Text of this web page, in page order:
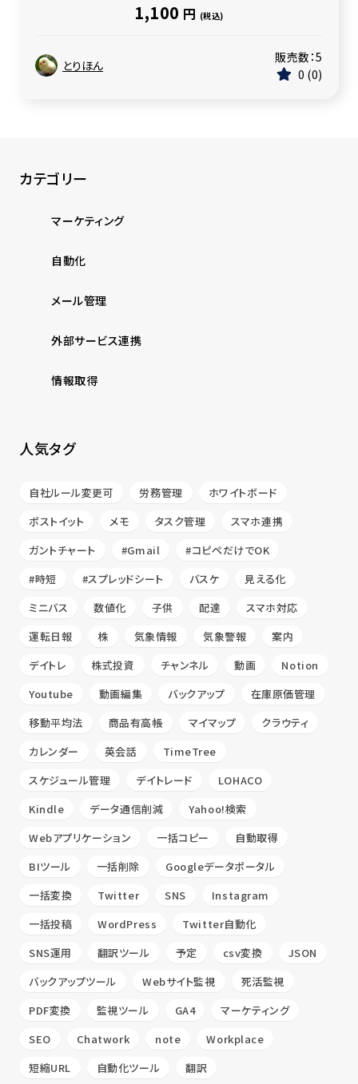
1,100 円 (税込)
とりほん
販売数：5
0 0
カテゴリー
マーケティング
自動化
メール管理
外部サービス連携
情報取得
人気タグ
自社ルール変更可 労務管理
ホワイトボード
ポストイット
メモ タスク管理
スマホ連携
ガントチャート
#Gmail
#コピペだけでOK
#時短
#スプレッドシート バスケ
見える化
ミニバス
数値化 子供 配達
スマホ対応
運転日報
株 気象情報 気象警報
案内
デイトレ
株式投資 チャンネル 動画
Notion
Youtube
動画編集 バックアップ
在庫原価管理
移動平均法
商品有高帳 マイマップ
クラウティ
カレンダー
英会話
TimeTree
スケジュール管理
デイトレード
LOHACO
Kindle
データ通信削減
Yahoo!検索
Webアプリケーション
一括コピー
自動取得
BIツール
一括削除
Googleデータポータル
一括変換
Twitter SNS
Instagram
一括投稿
WordPress
Twitter自動化
SNS運用
翻訳ツール 予定 csv変換
JSON
バックアップツール
Webサイト監視
死活監視
PDF変換
監視ツール GA4
マーケティング
SEO
Chatwork note
Workplace
短縮URL
自動化ツール
翻訳